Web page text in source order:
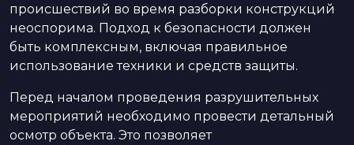
происшествий во время разборки конструкций
неоспорима. Подход к безопасности должен
быть комплексным, включая правильное
использование техники и средств защиты.
Перед началом проведения разрушительных
мероприятий необходимо провести детальный
осмотр объекта. Это позволяет